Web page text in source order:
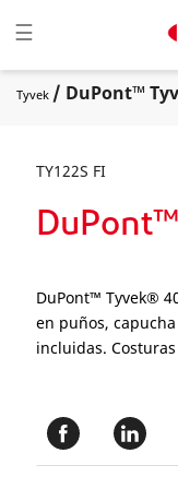
Toggle navigation
☰
Tyvek / DuPont™
TY122S FI
DuPont™ Tyvek®
en puños,
incluidas.